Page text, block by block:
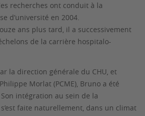
recherches ont conduit à la
d’université en 2004.
ans plus tard, il a successivement
de la carrière hospitalo-
la direction générale du CHU, et
Morlat (PCME), Bruno a été
intégration au sein de la
faite naturellement, dans un climat